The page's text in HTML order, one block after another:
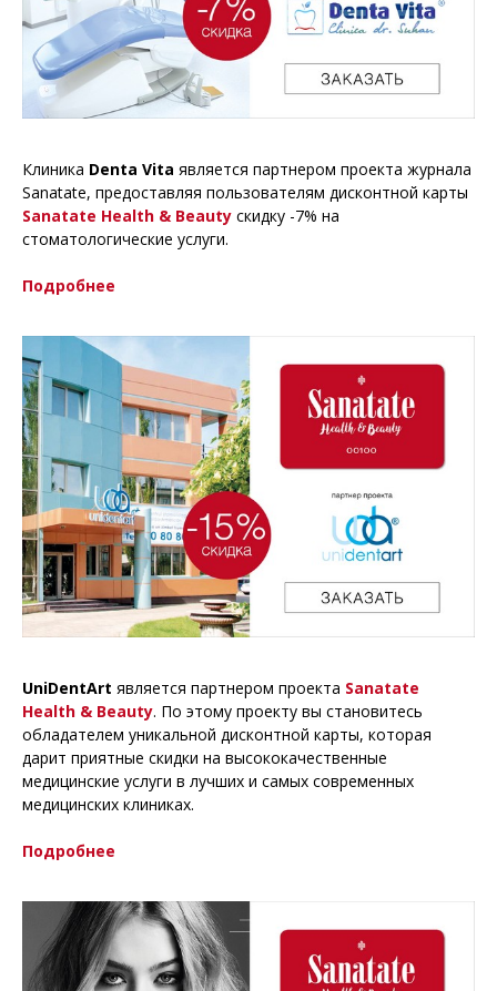
Клиника Denta Vita является партнером проекта журнала
Sanatate, предоставляя пользователям дисконтной карты
Sanatate Health & Beauty скидку -7% на
стоматологические услуги.
Подробнее
UniDentArt является партнером проекта Sanatate
Health & Beauty. По этому проекту вы становитесь
обладателем уникальной дисконтной карты, которая
дарит приятные скидки на высококачественные
медицинские услуги в лучших и самых современных
медицинских клиниках.
Подробнее